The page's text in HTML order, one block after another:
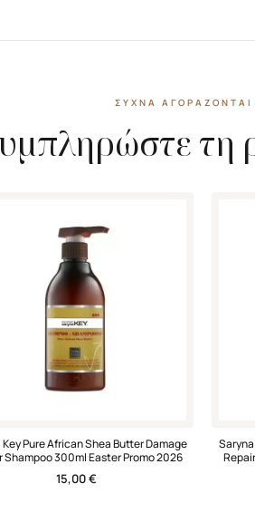
ΣΥΧΝΆ ΑΓΟΡΆΖΟΝΤΑΙ
τη
Pure African Shea Butter Damage
Shampoo 300ml Easter Promo 2026
15,00€